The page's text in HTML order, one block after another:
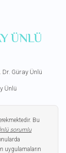
ÜNLÜ
Güray Ünlü
Ünlü
Bu
sorumlu
uygulamaların